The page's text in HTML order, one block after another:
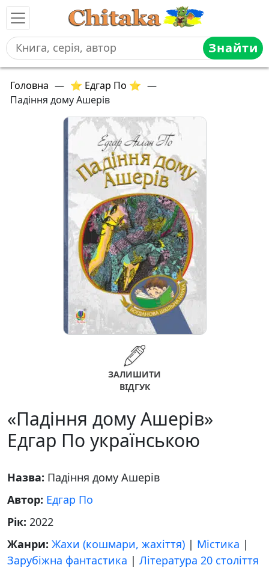
Знайти
Головна — ⭐ Едгар По ⭐ —
Падіння дому Ашерів
ЗАЛИШИТИ
ВІДГУК
«Падіння дому Ашерів»
Едгар По українською
Назва: Падіння дому Ашерів
Автор: Едгар По
Рік: 2022
Жанри: Жахи (кошмари, жахіття) | Містика |
Зарубіжна фантастика | Література 20 століття